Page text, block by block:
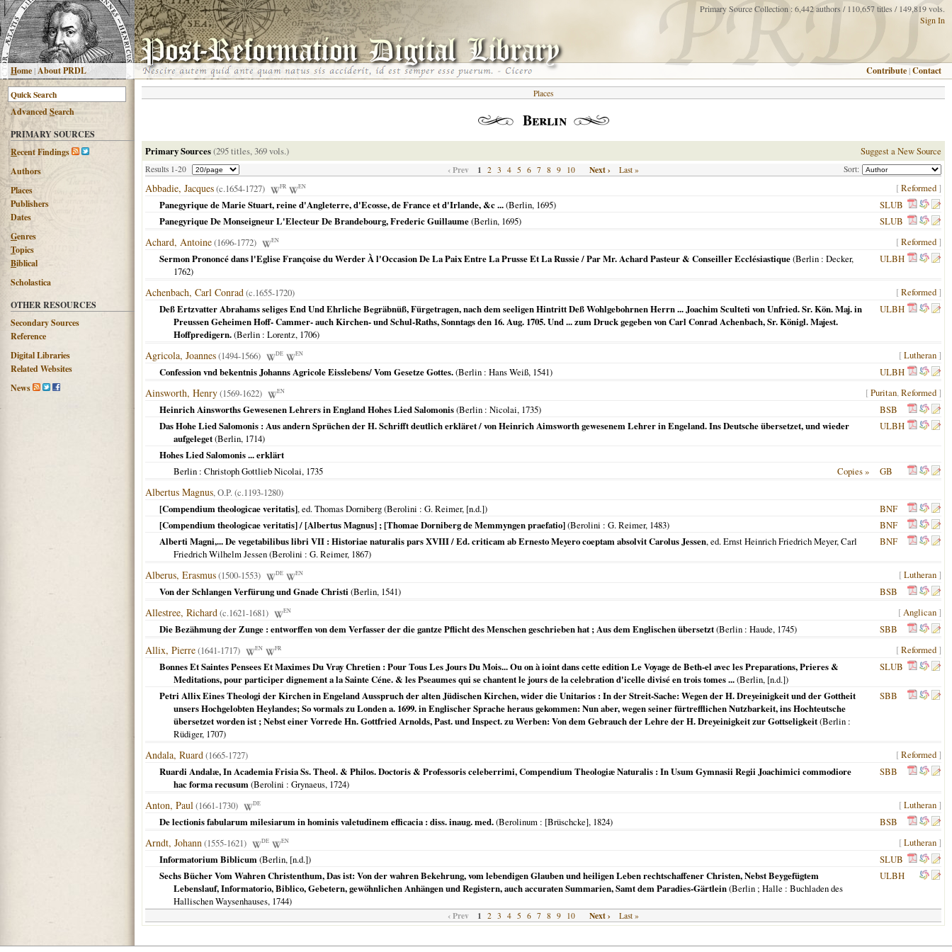
Home|About PRDL
Primary Source Collection : 6,442 authors / 110,657 titles / 149,819 vols.
Sign In
Contribute |Contact
AdvancedSearch
PRIMARY SOURCES
Recent Findings
Authors
Places
Publishers
Dates
Genres
Topics
Biblical
Scholastica
OTHER RESOURCES
Secondary Sources
Reference
Digital Libraries
Related Websites
News
Places
Berlin
Primary Sources(295 titles, 369 vols.) Suggest a New Source
Results 1-20 Sort:
‹ Prev 1 2 3 4 5 6 7 8 9 10 Next › Last »
Abbadie, Jacques(c.1654-1727) FR EN [Reformed ]
Panegyrique de Marie Stuart, reine d'Angleterre, d'Ecosse, de France et d'Irlande, &c ...(Berlin, 1695)
SLUB
Panegyrique De Monseigneur L'Electeur De Brandebourg, Frederic Guillaume(Berlin, 1695) SLUB
Achard, Antoine(1696-1772) EN [Reformed ]
Sermon Prononcé dans l'Eglise Françoise du Werder À l'Occasion De La Paix Entre La Prusse Et La Russie / Par Mr. Achard Pasteur & Conseiller Ecclésiastique(Berlin : Decker,
1762)
ULBH
Achenbach, Carl Conrad(c.1655-1720) [Reformed ]
Deß Ertzvatter Abrahams seliges End Und Ehrliche Begräbnüß, Fürgetragen, nach dem seeligen Hintritt Deß Wohlgebohrnen Herrn ... Joachim Sculteti von Unfried. Sr. Kön. Maj. in
Preussen Geheimen Hoff- Cammer- auch Kirchen- und Schul-Raths, Sonntags den 16. Aug. 1705. Und ... zum Druck gegeben von Carl Conrad Achenbach, Sr. Königl. Majest.
Hoffpredigern.(Berlin : Lorentz, 1706)
ULBH
Agricola, Joannes(1494-1566) DE EN [Lutheran ]
Confession vnd bekentnis Johanns Agricole Eisslebens/ Vom Gesetze Gottes.(Berlin : Hans Weiß, 1541) ULBH
Ainsworth, Henry(1569-1622) EN [Puritan,Reformed ]
Heinrich Ainsworths Gewesenen Lehrers in England Hohes Lied Salomonis(Berlin : Nicolai, 1735)
BSB
Das Hohe Lied Salomonis : Aus andern Sprüchen der H. Schrifft deutlich erkläret / von Heinrich Aimsworth gewesenem Lehrer in Engeland. Ins Deutsche übersetzet, und wieder
aufgeleget(Berlin, 1714)
ULBH
Hohes Lied Salomonis ... erklärt
Berlin : Christoph Gottlieb Nicolai, 1735 Copies » GB
Albertus Magnus, O.P. (c.1193-1280)
[Compendium theologicae veritatis], ed. Thomas Dorniberg (Berolini : G. Reimer, [n.d.])
BNF
[Compendium theologicae veritatis] / [Albertus Magnus] ; [Thomae Dorniberg de Memmyngen praefatio](Berolini : G. Reimer, 1483)
BNF
Alberti Magni,... De vegetabilibus libri VII : Historiae naturalis pars XVIII / Ed. criticam ab Ernesto Meyero coeptam absolvit Carolus Jessen, ed. Ernst Heinrich Friedrich Meyer, Carl
Friedrich Wilhelm Jessen (Berolini : G. Reimer, 1867)
BNF
Alberus, Erasmus(1500-1553) DE EN [Lutheran ]
Von der Schlangen Verfürung und Gnade Christi (Berlin, 1541) BSB
Allestree, Richard(c.1621-1681) EN [Anglican ]
Die Bezähmung der Zunge : entworffen von dem Verfasser der die gantze Pflicht des Menschen geschrieben hat ; Aus dem Englischen übersetzt(Berlin : Haude, 1745) SBB
Allix, Pierre(1641-1717) EN FR [Reformed ]
Bonnes Et Saintes Pensees Et Maximes Du Vray Chretien : Pour Tous Les Jours Du Mois... Ou on à ioint dans cette edition Le Voyage de Beth-el avec les Preparations, Prieres &
Meditations, pour participer dignement a la Sainte Céne. & les Pseaumes qui se chantent le jours de la celebration d'icelle divisé en trois tomes ...(Berlin, [n.d.])
SLUB
Petri Allix Eines Theologi der Kirchen in Engeland Ausspruch der alten Jüdischen Kirchen, wider die Unitarios : In der Streit-Sache: Wegen der H. Dreyeinigkeit und der Gottheit
unsers Hochgelobten Heylandes; So vormals zu Londen a. 1699. in Englischer Sprache heraus gekommen: Nun aber, wegen seiner fürtrefflichen Nutzbarkeit, ins Hochteutsche
übersetzet worden ist ; Nebst einer Vorrede Hn. Gottfried Arnolds, Past. und Inspect. zu Werben: Von dem Gebrauch der Lehre der H. Dreyeinigkeit zur Gottseligkeit(Berlin :
Rüdiger, 1707)
SBB
Andala, Ruard(1665-1727) [Reformed ]
Ruardi Andalæ, In Academia Frisia Ss. Theol. & Philos. Doctoris & Professoris celeberrimi, Compendium Theologiæ Naturalis : In Usum Gymnasii Regii Joachimici commodiore
hac forma recusum(Berolini : Grynaeus, 1724)
SBB
Anton, Paul(1661-1730) DE [Lutheran ]
De lectionis fabularum milesiarum in hominis valetudinem efficacia : diss. inaug. med.(Berolinum : [Brüschcke], 1824) BSB
Arndt, Johann(1555-1621) DE EN [Lutheran ]
Informatorium Biblicum(Berlin, [n.d.])
SLUB
Sechs Bücher Vom Wahren Christenthum, Das ist: Von der wahren Bekehrung, vom lebendigen Glauben und heiligen Leben rechtschaffener Christen, Nebst Beygefügtem
Lebenslauf, Informatorio, Biblico, Gebetern, gewöhnlichen Anhängen und Registern, auch accuraten Summarien, Samt dem Paradies-Gärtlein(Berlin ; Halle : Buchladen des
Hallischen Waysenhauses, 1744)
ULBH
‹ Prev 1 2 3 4 5 6 7 8 9 10 Next › Last »